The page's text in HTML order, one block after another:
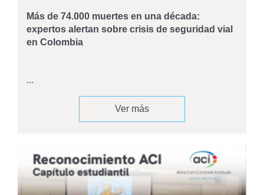
Más de 74.000 muertes en una década:
expertos alertan sobre crisis de seguridad vial
en Colombia
...
Ver más